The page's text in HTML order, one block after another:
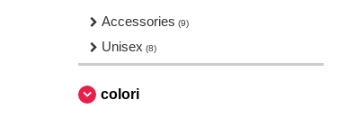
Accessories (9)
Unisex (8)
colori